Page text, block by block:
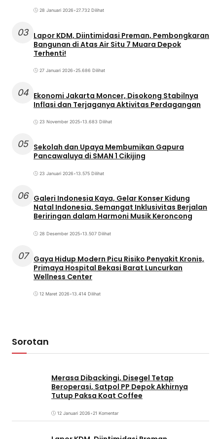
28 Januari 2026•27.732 Dilihat
03 Lapor KDM, Diintimidasi Preman, Pembongkaran
Bangunan di Atas Air Situ 7 Muara Depok
Terhenti!
27 Januari 2026•25.686 Dilihat
04 Ekonomi Jakarta Moncer, Disokong Stabilnya
Inflasi dan Terjaganya Aktivitas Perdagangan
23 November 2025•13.683 Dilihat
05 Sekolah dan Upaya Membumikan Gapura
Pancawaluya di SMAN 1 Cikijing
23 Januari 2026•13.575 Dilihat
06 Galeri Indonesia Kaya, Gelar Konser Kidung
Natal Indonesia, Semangat Inklusivitas Berjalan
Beriringan dalam Harmoni Musik Keroncong
28 Desember 2025•13.507 Dilihat
07
Gaya Hidup Modern Picu Risiko Penyakit Kronis,
Primaya Hospital Bekasi Barat Luncurkan
Wellness Center
12 Maret 2026•13.414 Dilihat
Sorotan
Merasa Dibackingi, Disegel Tetap
Beroperasi, Satpol PP Depok Akhirnya
Tutup Paksa Koat Coffee
12 Januari 2026•21 Komentar